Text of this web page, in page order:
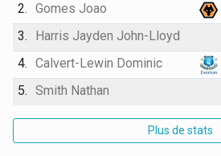
2. Gomes Joao
3.
Harris Jayden John-Lloyd
4. Calvert-Lewin Dominic
5. Smith Nathan
Plus de stats